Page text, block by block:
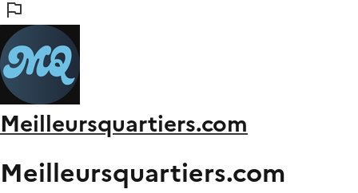
Meilleursquartiers.com
Meilleursquartiers.com